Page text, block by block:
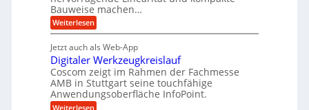
i
e
b
e
f
ü
r
r
t
r
a
g
s
e
i
n
K
I
w
i
c
h
t
i
g
e
r
n
g
e
t
r
i
e
b
e
f
ü
Bauweise machen…
Weiterlesen:
P
ä
z
i
s
i
o
Jetzt auch als Web-App
Digitaler Werkzeugkreislauf
Coscom zeigt im Rahmen der Fachmesse
AMB in Stuttgart seine touchfähige
Anwendungsoberfläche InfoPoint.
Weiterlesen: